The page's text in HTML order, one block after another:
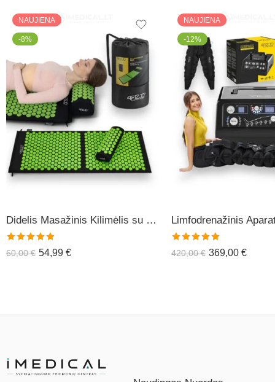
NAUJIENA
-8%
Didelis Masažinis Kilimėlis su Pagalve XL-CLASSIC1
Įvertinimas:
5.00iš 5
60,00€ 54,99 €
NAUJIENA
-12%
Įvertinimas:
5.00iš 5
420,00€ 369,00 €